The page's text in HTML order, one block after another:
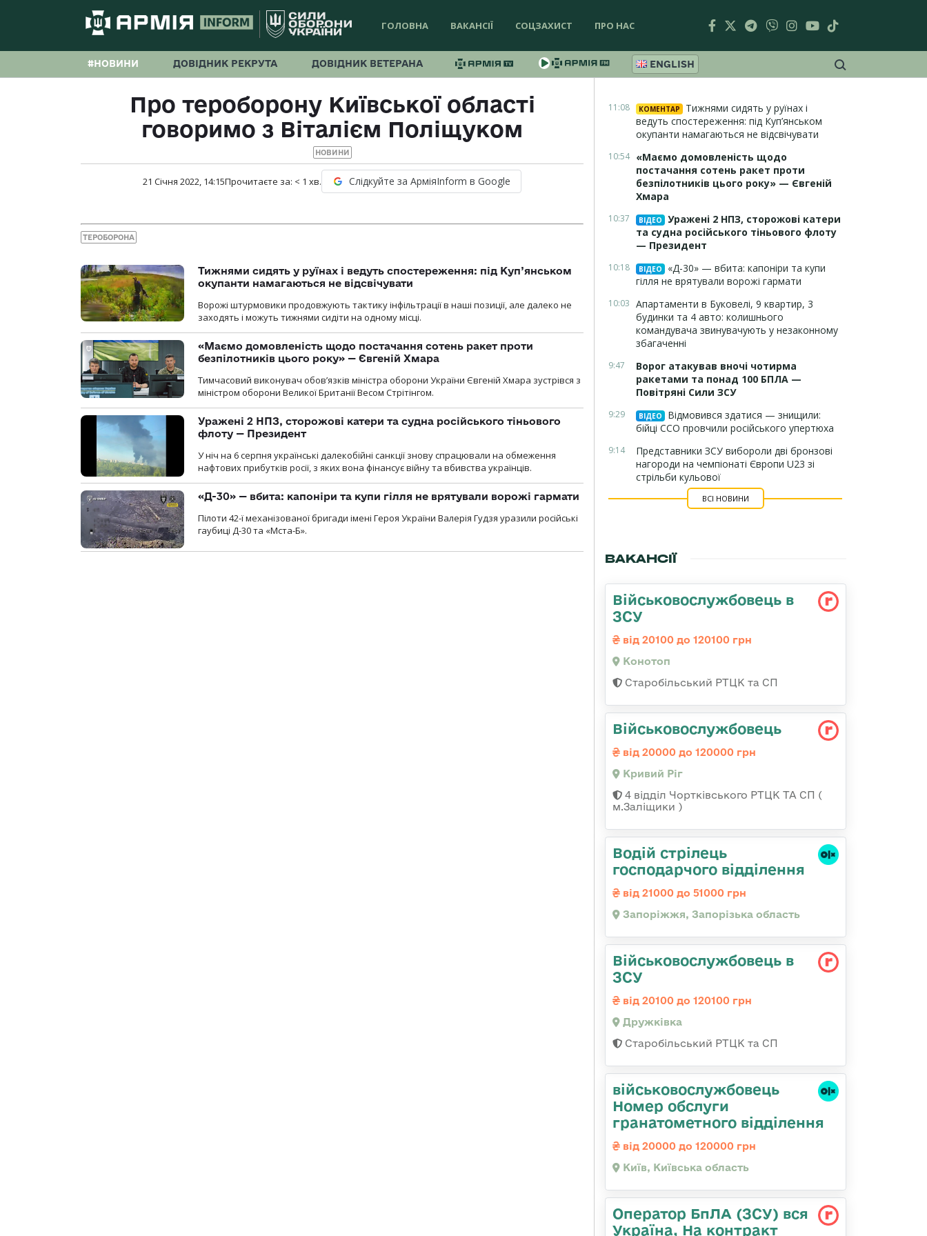
ГОЛОВНА ВАКАНСІЇ СОЦЗАХИСТ ПРО НАС
#НОВИНИ ДОВІДНИК РЕКРУТА ДОВІДНИК ВЕТЕРАНА ENGLISH
Про тероборону Київської області
говоримо з Віталієм Поліщуком
НОВИНИ
21 Січня 2022, 14:15Прочитаєте за: < 1 хв. Слідкуйте за АрміяInform в Google
ТЕРОБОРОНА
Тижнями сидять у руїнах і ведуть спостереження: під Куп’янськом
окупанти намагаються не відсвічувати
Ворожі штурмовики продовжують тактику інфільтрації в наші позиції, але далеко не
заходять і можуть тижнями сидіти на одному місці.
«Маємо домовленість щодо постачання сотень ракет проти
безпілотників цього року» — Євгеній Хмара
Тимчасовий виконувач обов’язків міністра оборони України Євгеній Хмара зустрівся з
міністром оборони Великої Британії Весом Стрітінгом.
Уражені 2 НПЗ, сторожові катери та судна російського тіньового
флоту — Президент
У ніч на 6 серпня українські далекобійні санкції знову спрацювали на обмеження
нафтових прибутків росії, з яких вона фінансує війну та вбивства українців.
«Д-30» — вбита: капоніри та купи гілля не врятували ворожі гармати
Пілоти 42-ї механізованої бригади імені Героя України Валерія Гудзя уразили російські
гаубиці Д-30 та «Мста-Б».
11:08 КОМЕНТАР
Тижнями сидять у руїнах і
ведуть спостереження: під Куп’янськом
окупанти намагаються не відсвічувати
10:54 «Маємо домовленість щодо
постачання сотень ракет проти
безпілотників цього року» — Євгеній
Хмара
10:37 ВІДЕО
Уражені 2 НПЗ, сторожові катери
та судна російського тіньового флоту
— Президент
10:18 ВІДЕО
«Д-30» — вбита: капоніри та купи
гілля не врятували ворожі гармати
10:03 Апартаменти в Буковелі, 9 квартир, 3
будинки та 4 авто: колишнього
командувача звинувачують у незаконному
збагаченні
9:47
Ворог атакував вночі чотирма
ракетами та понад 100 БПЛА —
Повітряні Сили ЗСУ
9:29 ВІДЕО
Відмовився здатися — знищили:
бійці ССО провчили російського упертюха
9:14
Представники ЗСУ вибороли дві бронзові
нагороди на чемпіонаті Європи U23 зі
стрільби кульової
ВСІ НОВИНИ
ВАКАНСІЇ
Військовослужбовець в
ЗСУ
від 20100 до 120100 грн
Конотоп
Старобільський РТЦК та СП
Військовослужбовець
від 20000 до 120000 грн
Кривий Ріг
4 відділ Чортківського РТЦК ТА СП (
м.Заліщики )
Водій стрілець
господарчого відділення
від 21000 до 51000 грн
Запоріжжя, Запорізька область
Військовослужбовець в
ЗСУ
від 20100 до 120100 грн
Дружківка
Старобільський РТЦК та СП
військовослужбовець
Номер обслуги
гранатометного відділення
від 20000 до 120000 грн
Київ, Київська область
Оператор БпЛА (ЗСУ) вся
Україна, На контракт